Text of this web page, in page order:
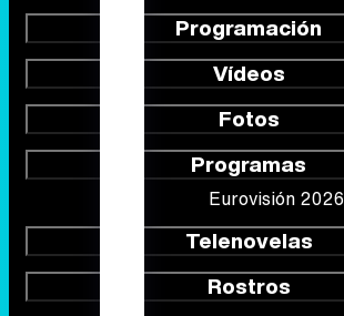
Programación
Vídeos
Fotos
Programas
Eurovisión 2026
Telenovelas
Rostros